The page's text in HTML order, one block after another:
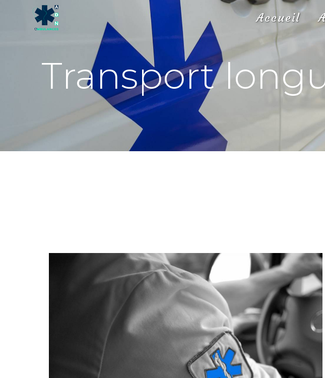
Panneau de gestion des cookies
Accueil
Transport